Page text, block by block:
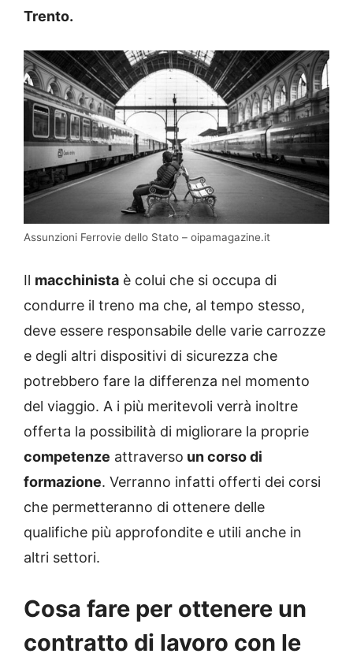
Trento.
Assunzioni Ferrovie dello Stato – oipamagazine.it
Il macchinista è colui che si occupa di
condurre il treno ma che, al tempo stesso,
deve essere responsabile delle varie carrozze
e degli altri dispositivi di sicurezza che
potrebbero fare la differenza nel momento
del viaggio. A i più meritevoli verrà inoltre
offerta la possibilità di migliorare la proprie
competenze attraverso un corso di
formazione. Verranno infatti offerti dei corsi
che permetteranno di ottenere delle
qualifiche più approfondite e utili anche in
altri settori.
Cosa fare per ottenere un
contratto di lavoro con le